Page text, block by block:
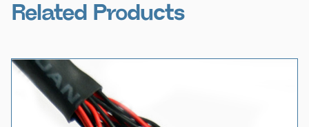
Related Products